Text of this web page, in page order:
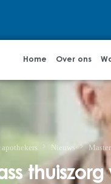
Home Over ons
Nieuws